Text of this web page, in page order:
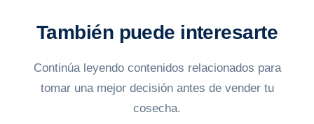
También puede interesarte
Continúa leyendo contenidos relacionados para
tomar una mejor decisión antes de vender tu
cosecha.